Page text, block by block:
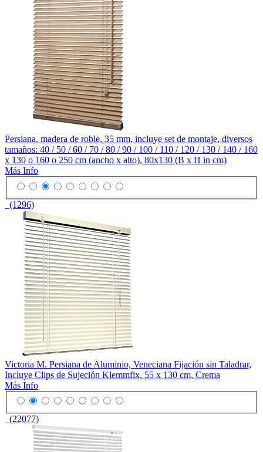
Persiana, madera de roble, 35 mm, incluye set de montaje, diversos
tamaños: 40 / 50 / 60 / 70 / 80 / 90 / 100 / 110 / 120 / 130 / 140 / 160
x 130 o 160 o 250 cm (ancho x alto), 80x130 (B x H in cm)
Más Info
(1296)
Victoria M. Persiana de Aluminio, Veneciana Fijación sin Taladrar,
Incluye Clips de Sujeción Klemmfix, 55 x 130 cm, Crema
Más Info
(22077)